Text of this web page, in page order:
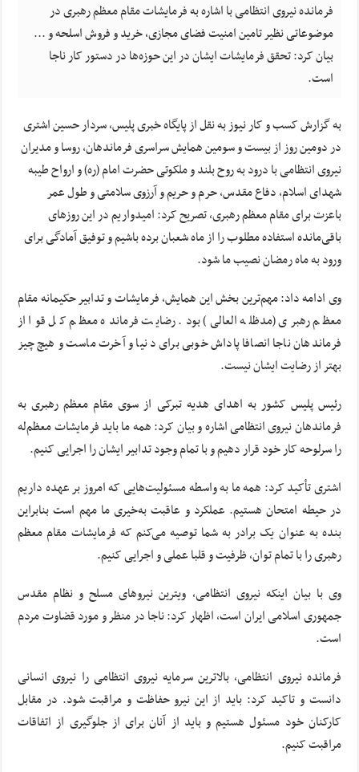
فرمانده نیروی انتظامی با اشاره به فرمایشات مقام معظم رهبری در
موضوعاتی نظیر تامین امنیت فضای مجازی، خرید و فروش اسلحه و ...
بیان کرد: تحقق فرمایشات ایشان در این حوزه‌ها در دستور کار ناجا
است.
به گزارش کسب و کار نیوز به نقل از پایگاه خبری پلیس، سردار حسین اشتری
در دومین روز از بیست و سومین همایش سراسری فرماندهان، روسا و مدیران
نیروی انتظامی با درود به روح بلند و ملکوتی حضرت امام (ره) و ارواح طیبه
شهدای اسلام، دفاع مقدس، حرم و حریم و آرزوی سلامتی و طول عمر
باعزت برای مقام معظم رهبری، تصریح کرد: امیدواریم در این روزهای
باقی‌مانده استفاده مطلوب را از ماه شعبان برده باشیم و توفیق آمادگی برای
ورود به ماه رمضان نصیب ما شود.
وی ادامه داد: مهم‌ترین بخش این همایش، فرمایشات و تدابیر حکیمانه مقام
معظم رهبری (مدظله العالی) بود. رضایت فرمانده معظم کل قوا از
فرماندهان ناجا انصافا پاداش خوبی برای دنیا و آخرت ماست و هیچ چیز
بهتر از رضایت ایشان نیست.
رئیس پلیس کشور به اهدای هدیه تبرکی از سوی مقام معظم رهبری به
فرماندهان نیروی انتظامی اشاره و بیان کرد: همه ما باید فرمایشات معظم‌له
را سرلوحه کار خود قرار دهیم و با تمام وجود تدابیر ایشان را اجرایی کنیم.
اشتری تأکید کرد: همه ما به واسطه مسئولیت‌هایی که امروز بر عهده داریم
در حیطه امتحان هستیم. عملکرد و عاقبت به‌خیری ما مهم است بنابراین
بنده به عنوان یک برادر به شما توصیه می‌کنم که فرمایشات مقام معظم
رهبری را با تمام توان، ظرفیت و قلبا عملی و اجرایی کنیم.
وی با بیان اینکه نیروی انتظامی، ویترین نیروهای مسلح و نظام مقدس
جمهوری اسلامی ایران است، اظهار کرد: ناجا در منظر و مورد قضاوت مردم
است.
فرمانده نیروی انتظامی، بالاترین سرمایه نیروی انتظامی را نیروی انسانی
دانست و تاکید کرد: باید از این نیرو حفاظت و مراقبت شود. در مقابل
کارکنان خود مسئول هستیم و باید از آنان برای از جلوگیری از اتفاقات
مراقبت کنیم.